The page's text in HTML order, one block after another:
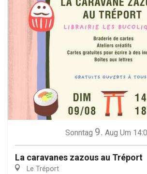
Sonntag 9. Aug Um
La caravanes zazous au Tréport
Le Tréport